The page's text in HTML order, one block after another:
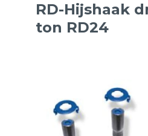
RD-Hijshaak
ton RD24